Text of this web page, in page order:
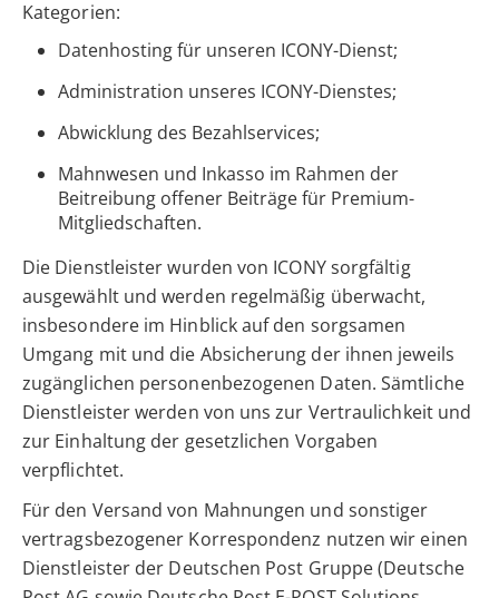
Kategorien:
Datenhosting für unseren ICONY-Dienst;
Administration unseres ICONY-Dienstes;
Abwicklung des Bezahlservices;
Mahnwesen und Inkasso im Rahmen der
Beitreibung offener Beiträge für Premium-
Mitgliedschaften.
Die Dienstleister wurden von ICONY sorgfältig
ausgewählt und werden regelmäßig überwacht,
insbesondere im Hinblick auf den sorgsamen
Umgang mit und die Absicherung der ihnen jeweils
zugänglichen personenbezogenen Daten. Sämtliche
Dienstleister werden von uns zur Vertraulichkeit und
zur Einhaltung der gesetzlichen Vorgaben
verpflichtet.
Für den Versand von Mahnungen und sonstiger
vertragsbezogener Korrespondenz nutzen wir einen
Dienstleister der Deutschen Post Gruppe (Deutsche